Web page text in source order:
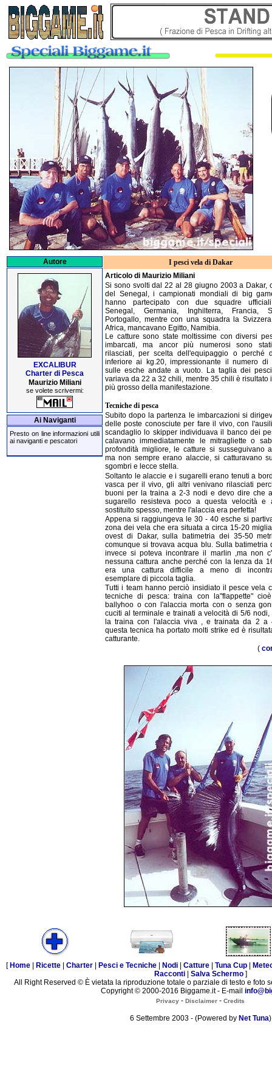
Autore
EXCALIBUR
Charter di Pesca
Maurizio Miliani
se volete scrivermi:
Ai Naviganti
Presto on line informazioni utili
ai naviganti e pescatori
I pesci vela di Dakar
Articolo di Maurizio Miliani
Si sono svolti dal 22 al 28 giugno 2003 a Dakar,
del Senegal, i campionati mondiali di big
hanno partecipato con due squadre
Senegal, Germania, Inghilterra, Francia,
Portogallo, mentre con una squadra la
Africa, mancavano Egitto, Namibia.
Le catture sono state moltissime con diversi
imbarcati, ma ancor più numerosi sono
rilasciati, per scelta dell'equipaggio o perché
inferiore ai kg.20, impressionante il numero di
sulle esche andate a vuoto. La taglia dei
variava da 22 a 32 chili, mentre 35 chili è risultato
più grosso della manifestazione.
Tecniche di pesca
Subito dopo la partenza le imbarcazioni si
delle poste conosciute per fare il vivo, con
scandaglio lo skipper individuava il banco dei
calavano immediatamente le mitragliette o
profondità migliore, le catture si susseguivano
ma non sempre erano alaccie, si catturavano
sgombri e lecce stella.
Soltanto le alaccie e i sugarelli erano tenuti a
vasca per il vivo, gli altri venivano rilasciati
buoni per la traina a 2-3 nodi e devo dire che
sugarello resisteva poco a questa velocità e
sostituito spesso, mentre l'alaccia era perfetta!
Appena si raggiungeva le 30 - 40 esche si
zona dei vela che era situata a circa 15-20
ovest di Dakar, sulla batimetria dei 35-50
comunque si trovava acqua blu. Sulla batimetria
invece si poteva incontrare il marlin ,ma non
nessuna cattura anche perché con la lenza da
era una cattura difficile a meno di
esemplare di piccola taglia.
Tutti i team hanno perciò insidiato il pesce vela
tecniche di pesca: traina con la"flappette"
ballyhoo o con l'alaccia morta con o senza
cuciti al terminale e trainati a velocità di 5/6 nodi,
la traina con l'alaccia viva , e trainata da 2 a
questa tecnica ha portato molti strike ed è
catturante.
(
[ Home Ricette Charter Pesci e Tecniche Nodi Catture Tuna Cup
Racconti| Salva Schermo]
All Right Reserved © È vietata la riproduzione totale o parziale di testo e foto
Copyright © 2000-2016 Biggame.it - E-mail
Privacy - Disclaimer - Credits
6 Settembre 2003 - (Powered by Net Tuna)